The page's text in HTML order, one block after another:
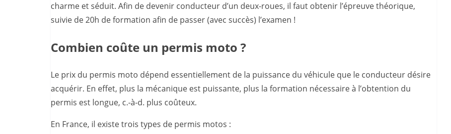
charme et séduit. Afin de devenir conducteur d’un deux-roues, il faut obtenir l’épreuve théorique,
suivie de 20h de formation afin de passer (avec succès) l’examen !
Combien coûte un permis moto ?
Le prix du permis moto dépend essentiellement de la puissance du véhicule que le conducteur désire
acquérir. En effet, plus la mécanique est puissante, plus la formation nécessaire à l’obtention du
permis est longue, c.-à-d. plus coûteux.
En France, il existe trois types de permis motos :